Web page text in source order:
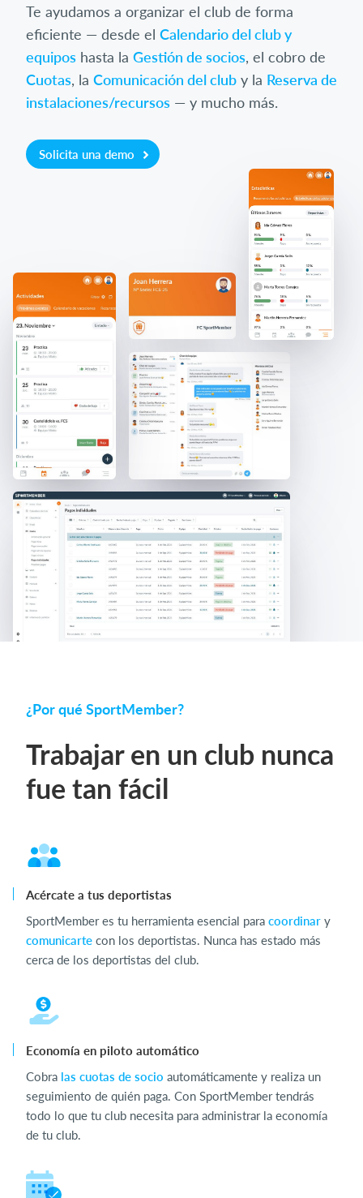
Te ayudamos a organizar el club de forma
eficiente — desde el Calendario del club y
equipos hasta la Gestión de socios, el cobro de
Cuotas, la Comunicación del club y la Reserva de
instalaciones/recursos — y mucho más.
Solicita una demo
¿Por qué SportMember?
Trabajar en un club nunca
fue tan fácil
Acércate a tus deportistas
SportMember es tu herramienta esencial para coordinar y
comunicarte con los deportistas. Nunca has estado más
cerca de los deportistas del club.
Economía en piloto automático
Cobra las cuotas de socio automáticamente y realiza un
seguimiento de quién paga. Con SportMember tendrás
todo lo que tu club necesita para administrar la economía
de tu club.